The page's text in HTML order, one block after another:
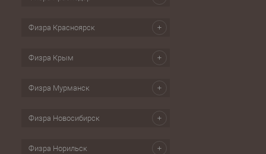
Физра Красноярск
Физра Крым
Физра Мурманск
Физра Новосибирск
Физра Норильск